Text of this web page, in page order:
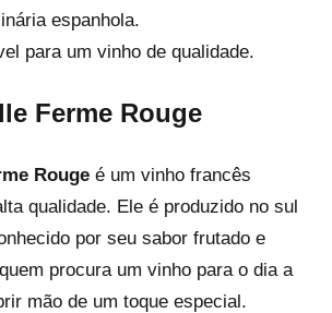
espanhola.
para um vinho de qualidade.
Ferme Rouge
Rouge é um vinho francês
qualidade. Ele é produzido no sul
por seu sabor frutado e
procura um vinho para o dia a
mão de um toque especial.